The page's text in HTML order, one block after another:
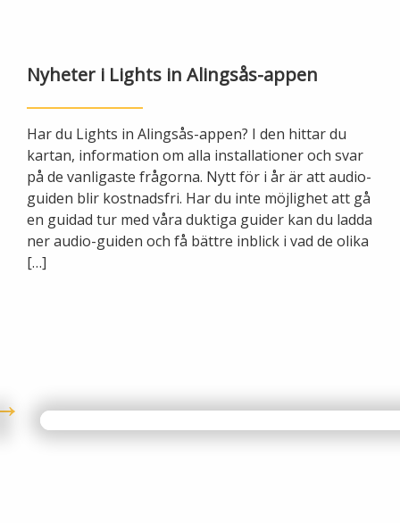
Faktura och betalning
Konsumenträttigheter
Energispartips
Mina Sidor
Aktuella vattennivåer
Om Alingsås Energi
Leverantörer
Miljö och arbetsmiljö
Produktion
Nyheter
Pressrum
Nyheter i Lights in Alingsås-appen
Har du Lights in Alingsås-appen? I den hittar du
kartan, information om alla installationer och svar
på de vanligaste frågorna. Nytt för i år är att audio-
guiden blir kostnadsfri. Har du inte möjlighet att gå
en guidad tur med våra duktiga guider kan du ladda
ner audio-guiden och få bättre inblick i vad de olika
[…]